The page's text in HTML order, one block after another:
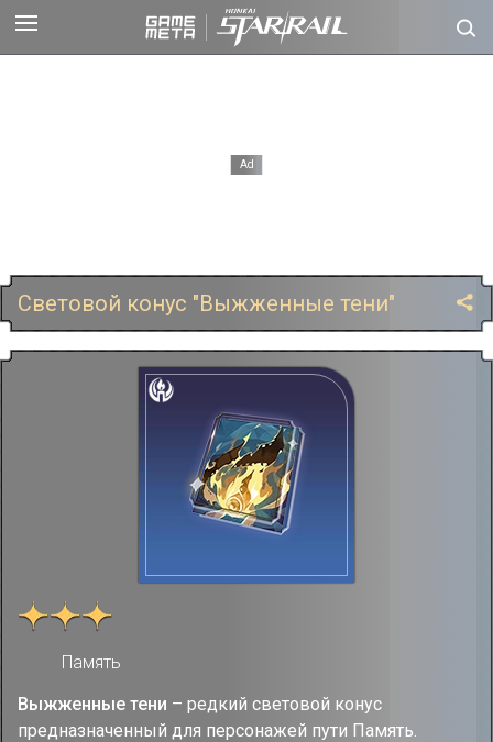
Световой конус "Выжженные тени"
Память
Выжженные тени – редкий световой конус
предназначенный для персонажей пути Память.